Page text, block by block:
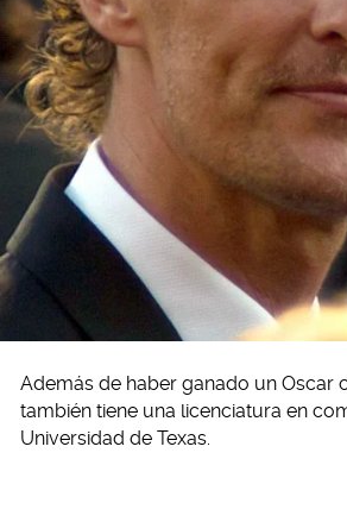
Además de haber ganado un Oscar
también tiene una licenciatura en
Universidad de Texas.